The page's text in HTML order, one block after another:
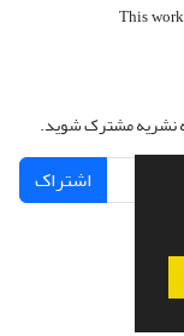
This
نشریه مشترک شوید.
اشتراک